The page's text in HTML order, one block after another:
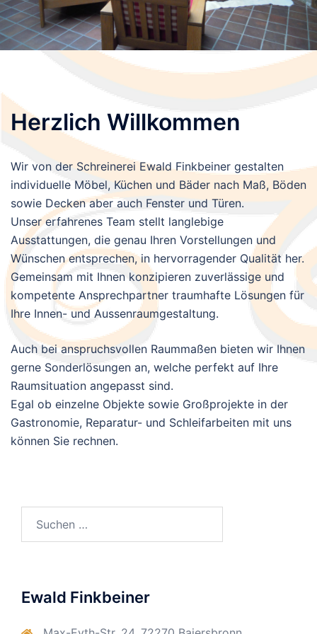
Herzlich Willkommen
Wir von der Schreinerei Ewald Finkbeiner gestalten
individuelle Möbel, Küchen und Bäder nach Maß, Böden
sowie Decken aber auch Fenster und Türen.
Unser erfahrenes Team stellt langlebige
Ausstattungen, die genau Ihren Vorstellungen und
Wünschen entsprechen, in hervorragender Qualität her.
Gemeinsam mit Ihnen konzipieren zuverlässige und
kompetente Ansprechpartner traumhafte Lösungen für
Ihre Innen- und Aussenraumgestaltung.
Auch bei anspruchsvollen Raummaßen bieten wir Ihnen
gerne Sonderlösungen an, welche perfekt auf Ihre
Raumsituation angepasst sind.
Egal ob einzelne Objekte sowie Großprojekte in der
Gastronomie, Reparatur- und Schleifarbeiten mit uns
können Sie rechnen.
Ewald Finkbeiner